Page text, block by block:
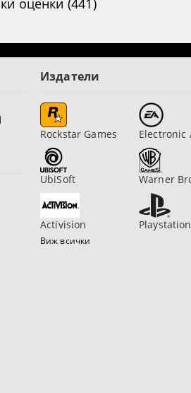
оценки (441)
Издатели
Rockstar Games Electronic
UbiSoft Warner
Activision Playstation
Виж всички